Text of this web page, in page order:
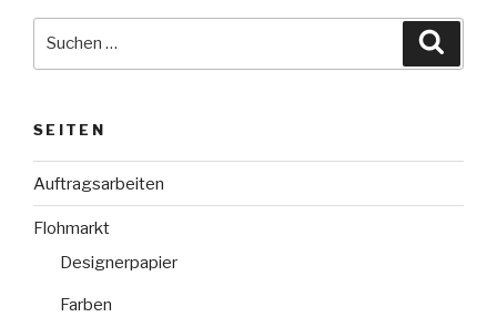
SEITEN
Auftragsarbeiten
Flohmarkt
Designerpapier
Farben